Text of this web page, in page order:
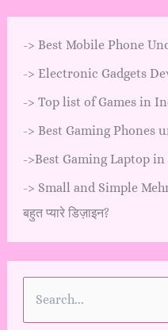
-> Best Mobile Phone
-> Electronic Gadgets
-> Top list of Games in
-> Best Gaming Phones
->Best Gaming Laptop in
-> Small and Simple
बहुत प्यारे डिज़ाइन?